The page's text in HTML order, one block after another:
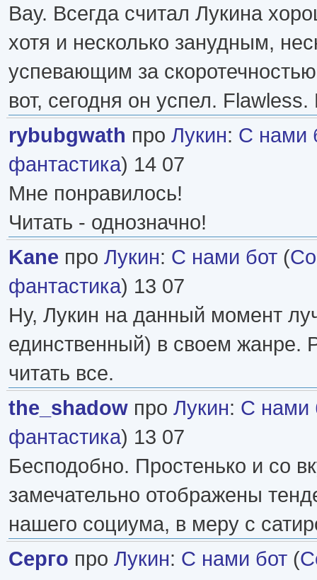
Вау. Всегда считал Лукина
хотя и несколько занудным,
успевающим за
вот, сегодня он успел.
rybubgwath про Лукин: С нами
фантастика) 14 07
Мне понравилось!
Читать - однозначно!
Kane про Лукин: С нами бот (
фантастика) 13 07
Ну, Лукин на данный момент
единственный) в своем жанре.
читать все.
the_shadow про Лукин: С нами
фантастика) 13 07
Бесподобно. Простенько и со
замечательно отображены
нашего социума, в меру с
Серго про Лукин: С нами бот (